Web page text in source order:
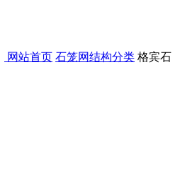
网站首页 石笼网结构分类 格宾石